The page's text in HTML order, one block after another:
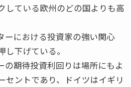
している欧州のどの国よりも高
ーにおける投資家の強い関心
下げている。
の期待投資利回りは場所にもよ
セントであり、ドイツはイギリ